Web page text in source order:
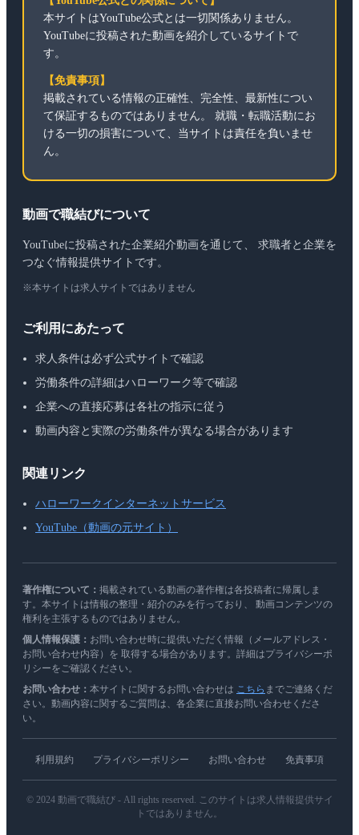
本サイトはYouTube公式とは一切関係ありません。
YouTubeに投稿された動画を紹介しているサイトで
す。
【免責事項】
掲載されている情報の正確性、完全性、最新性につい
て保証するものではありません。 就職・転職活動にお
ける一切の損害について、当サイトは責任を負いませ
ん。
動画で職結びについて
YouTubeに投稿された企業紹介動画を通じて、 求職者と企業を
つなぐ情報提供サイトです。
※本サイトは求人サイトではありません
ご利用にあたって
求人条件は必ず公式サイトで確認
労働条件の詳細はハローワーク等で確認
企業への直接応募は各社の指示に従う
動画内容と実際の労働条件が異なる場合があります
関連リンク
ハローワークインターネットサービス
YouTube（動画の元サイト）
著作権について： 掲載されている動画の著作権は各投稿者に帰属しま
す。本サイトは情報の整理・紹介のみを行っており、 動画コンテンツの
権利を主張するものではありません。
個人情報保護： お問い合わせ時に提供いただく情報（メールアドレス・
お問い合わせ内容）を 取得する場合があります。詳細はプライバシーポ
リシーをご確認ください。
お問い合わせ： 本サイトに関するお問い合わせは こちら までご連絡くだ
さい。動画内容に関するご質問は、各企業に直接お問い合わせくださ
い。
利用規約 プライバシーポリシー お問い合わせ 免責事項
© 2024 動画で職結び - All rights reserved. このサイトは求人情報提供サイ
トではありません。